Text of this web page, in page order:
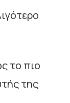
το πιο
της